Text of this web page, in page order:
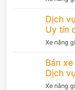
Dịch
Uy tín
Xe nâng
Bán
Dịch
Xe nâng